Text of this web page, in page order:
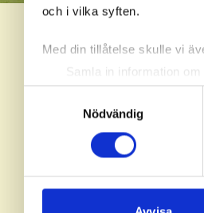
och i vilka syften.
Med din tillåtelse skulle vi
Samla in information
Identifiera din enhet
Ta reda på mer om hur
eller dra tillbaka ditt
sociala medier och
till de sociala medier och
Nödvändig